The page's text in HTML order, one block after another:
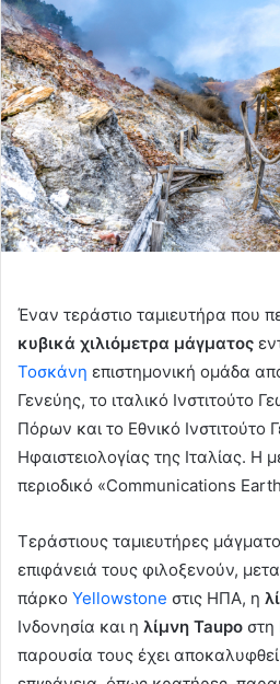
Έναν τεράστιο ταμιευτήρα που
κυβικά χιλιόμετρα μάγματος
Τοσκάνη επιστημονική ομάδα
Γενεύης, το ιταλικό Ινστιτούτο
Πόρων και το Εθνικό Ινστιτούτο
Ηφαιστειολογίας της Ιταλίας. Η
περιοδικό «Communications
Τεράστιους ταμιευτήρες
επιφάνειά τους φιλοξενούν,
πάρκο Yellowstone στις ΗΠΑ, η
Ινδονησία και η λίμνη Taupo
παρουσία τους έχει